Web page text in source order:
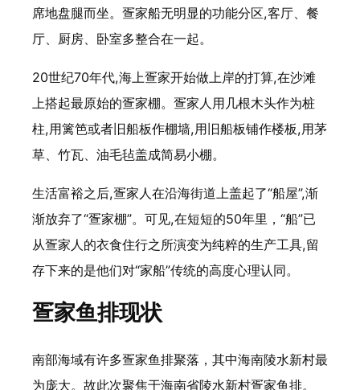
席地盘腿而坐。疍家船无明显的功能分区,客厅、餐
厅、厨房、卧室多整合在一起。
20世纪70年代,海上疍家开始做上岸的打算,在沙滩
上搭起最原始的疍家棚。疍家人用几根木头作为桩
柱,用篱笆或者旧船板作棚墙,用旧船板铺作楼板,用茅
草、竹瓦、油毛毡盖成简易小棚。
生活富裕之后,疍家人在沿海街道上盖起了“船屋”,渐
渐放弃了“疍家棚”。可见,在短短的50年里，“船”已
从疍家人的衣食住行之所演变为纯粹的生产工具,留
存下来的是他们对“家船”传统的高度心理认同。
疍家鱼排现状
南部海域有许多疍家鱼排聚落，其中海南陵水新村最
为庞大。故此次聚焦于海南省陵水新村疍家鱼排。